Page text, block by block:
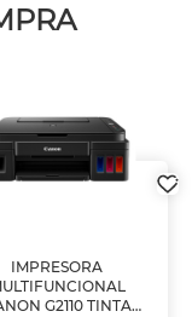
IMPRESORA
G2110 TINTA